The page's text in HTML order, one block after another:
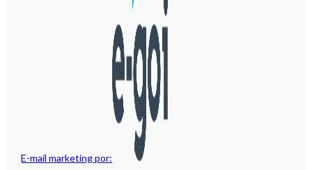
E-mail marketing por: